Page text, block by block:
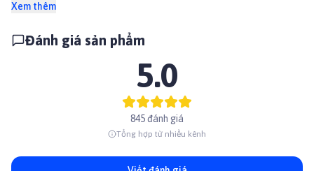
Thành phần thịt tươi tự nhiên
- không có hương vị nhân tạo
- Kiểm tra chất lượng độc lập cực kỳ nghiêm ngặt đảm bảo chất
Pate Hug Cho Chó Gói 120g có 3 vị:
1. Vị Gà & Bí Đỏ: Gà, thịt đỏ cá ngừ, bí đỏ, đạm đậu nành, vitamin,
đạm đậu nành, vitamin, khoáng chất...
Xem thêm
Đánh giá sản phẩm
5.0
845 đánh giá
Tổng hợp từ nhiều kênh